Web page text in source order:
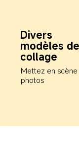
Divers
modèles de
collage
Mettez en scène
photos